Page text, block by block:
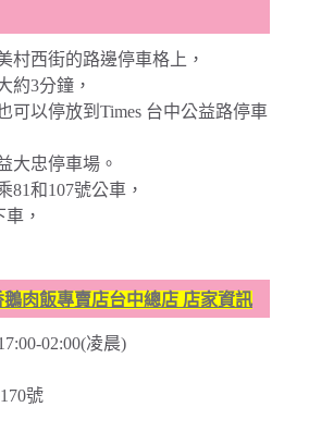
村西街的路邊停車格上，
約3分鐘，
可以停放到Times 台中公益路停車
大忠停車場。
81和107號公車，
，
肉飯專賣店台中總店 店家資訊
02:00(凌晨)
號